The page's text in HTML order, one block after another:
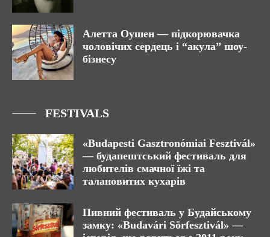
Алетта Оушен — підкорювачка
чоловічих сердець і “акула” шоу-
бізнесу
FESTIVALS
«Budapesti Gasztronómiai Fesztivál»
— будапештський фестиваль для
любителів смачної їжі та
талановитих кухарів
Пивний фестиваль у Будайському
замку: «Budavári Sörfesztivál» —